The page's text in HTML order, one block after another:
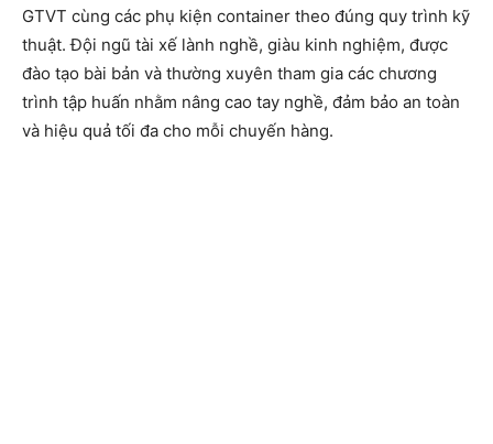
GTVT cùng các phụ kiện container theo đúng quy trình kỹ
thuật. Đội ngũ tài xế lành nghề, giàu kinh nghiệm, được
đào tạo bài bản và thường xuyên tham gia các chương
trình tập huấn nhằm nâng cao tay nghề, đảm bảo an toàn
và hiệu quả tối đa cho mỗi chuyến hàng.